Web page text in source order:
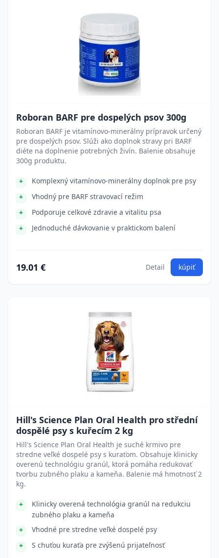
Roboran BARF pre dospelých psov 300g
Roboran BARF je vitamínovo-minerálny prípravok určený
pre dospelých psov. Slúži ako doplnok stravy pri BARF
diéte na doplnenie potrebných živín. Balenie obsahuje
300g produktu.
Komplexný vitamínovo-minerálny doplnok pre psy
Vhodný pre BARF stravovací režim
Podporuje celkové zdravie a vitalitu psa
Jednoduché dávkovanie v praktickom balení
19.01 € Detail kúpiť
Hill's Science Plan Oral Health pro střední
dospělé psy s kuřecím 2 kg
Hill's Science Plan Oral Health je suché krmivo pre
stredne veľké dospelé psy s kuraťom. Obsahuje klinicky
overenú technológiu granúl, ktorá pomáha redukovať
tvorbu zubného plaku a kameňa. Balenie má hmotnosť 2
kg.
Klinicky overená technológia granúl na redukciu
zubného plaku a kameňa
Vhodné pre stredne veľké dospelé psy
S chuťou kuraťa pre zvýšenú prijateľnosť